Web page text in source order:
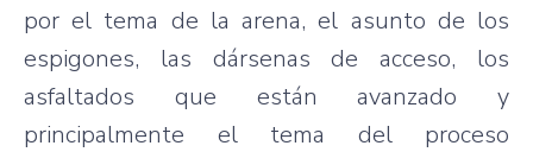
por el tema de la arena, el asunto de los
espigones, las dársenas de acceso, los
asfaltados que están avanzado y
principalmente el tema del proceso